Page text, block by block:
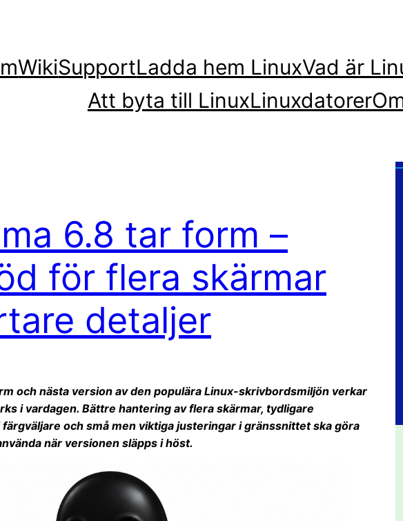
WikiSupportLadda hem LinuxVad är
Att byta till LinuxLinuxdatorer
6.8 tar form –
för flera skärmar
detaljer
och nästa version av den populära Linux-skrivbordsmiljön verkar
i vardagen. Bättre hantering av flera skärmar, tydligare
och små men viktiga justeringar i gränssnittet ska göra
när versionen släpps i höst.